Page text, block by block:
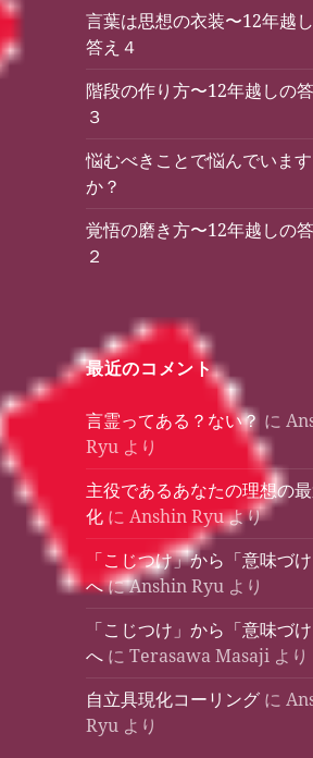
言葉は思想の衣装〜12年越
答え４
階段の作り方〜12年越しの
３
悩むべきことで悩んでいます
か？
覚悟の磨き方〜12年越しの
２
最近のコメント
言霊ってある？ない？ に
Ryu より
主役であるあなたの理想の
化 にAnshin Ryuより
「こじつけ」から「意味づけ
へにAnshin Ryu より
「こじつけ」から「意味づけ
へ にTerasawa Masaji より
自立具現化コーリング に
Ryu より